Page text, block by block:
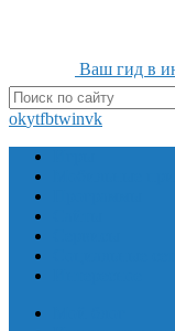
Ваш гид в
okytfbtwinvk